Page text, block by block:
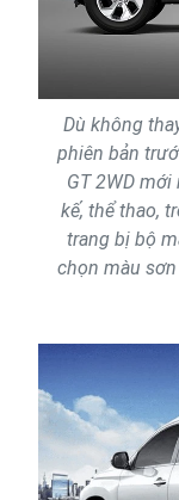
Dù không
phiên bản
GT 2WD
kế, thể thao,
trang bị bộ
chọn màu